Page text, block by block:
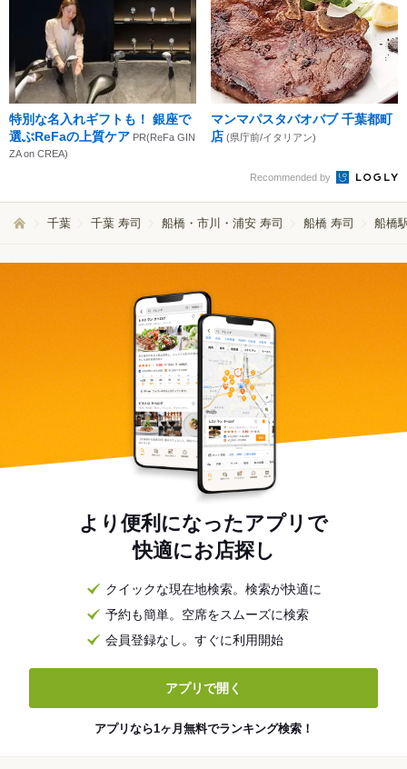
特別な名入れギフトも！ 銀座で
選ぶReFaの上質ケア PR(ReFa GIN
ZA on CREA)
マンマパスタバオバブ 千葉都町
店 (県庁前/イタリアン)
Recommended by
千葉 千葉 寿司 船橋・市川・浦安 寿司 船橋 寿司 船橋
より便利になったアプリで
快適にお店探し
クイックな現在地検索。検索が快適に
予約も簡単。空席をスムーズに検索
会員登録なし。すぐに利用開始
アプリで開く
アプリなら1ヶ月無料でランキング検索！